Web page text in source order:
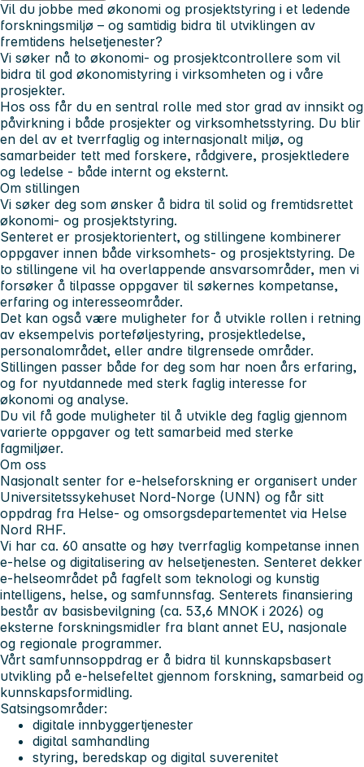
Vil du jobbe med økonomi og prosjektstyring i et ledende
forskningsmiljø – og samtidig bidra til utviklingen av
fremtidens helsetjenester?
Vi søker nå to økonomi- og prosjektcontrollere som vil
bidra til god økonomistyring i virksomheten og i våre
prosjekter.
Hos oss får du en sentral rolle med stor grad av innsikt og
påvirkning i både prosjekter og virksomhetsstyring. Du blir
en del av et tverrfaglig og internasjonalt miljø, og
samarbeider tett med forskere, rådgivere, prosjektledere
og ledelse - både internt og eksternt.
Om stillingen
Vi søker deg som ønsker å bidra til solid og fremtidsrettet
økonomi- og prosjektstyring.
Senteret er prosjektorientert, og stillingene kombinerer
oppgaver innen både virksomhets- og prosjektstyring. De
to stillingene vil ha overlappende ansvarsområder, men vi
forsøker å tilpasse oppgaver til søkernes kompetanse,
erfaring og interesseområder.
Det kan også være muligheter for å utvikle rollen i retning
av eksempelvis porteføljestyring, prosjektledelse,
personalområdet, eller andre tilgrensede områder.
Stillingen passer både for deg som har noen års erfaring,
og for nyutdannede med sterk faglig interesse for
økonomi og analyse.
Du vil få gode muligheter til å utvikle deg faglig gjennom
varierte oppgaver og tett samarbeid med sterke
fagmiljøer.
Om oss
Nasjonalt senter for e-helseforskning er organisert under
Universitetssykehuset Nord-Norge (UNN) og får sitt
oppdrag fra Helse- og omsorgsdepartementet via Helse
Nord RHF.
Vi har ca. 60 ansatte og høy tverrfaglig kompetanse innen
e-helse og digitalisering av helsetjenesten. Senteret dekker
e-helseområdet på fagfelt som teknologi og kunstig
intelligens, helse, og samfunnsfag. Senterets finansiering
består av basisbevilgning (ca. 53,6 MNOK i 2026) og
eksterne forskningsmidler fra blant annet EU, nasjonale
og regionale programmer.
Vårt samfunnsoppdrag er å bidra til kunnskapsbasert
utvikling på e-helsefeltet gjennom forskning, samarbeid og
kunnskapsformidling.
Satsingsområder:
digitale innbyggertjenester
digital samhandling
styring, beredskap og digital suverenitet